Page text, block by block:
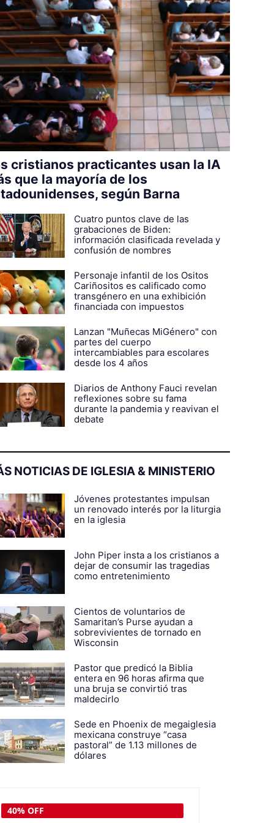
cristianos practicantes usan la IA
que la mayoría de los
según Barna
Cuatro puntos clave de las
grabaciones de Biden:
información clasificada revelada y
confusión de nombres
Personaje infantil de los Ositos
Cariñositos es calificado como
transgénero en una exhibición
financiada con impuestos
Lanzan "Muñecas MiGénero" con
partes del cuerpo
intercambiables para escolares
desde los 4 años
Diarios de Anthony Fauci revelan
reflexiones sobre su fama
durante la pandemia y reavivan el
debate
NOTICIAS DE IGLESIA & MINISTERIO
Jóvenes protestantes impulsan
un renovado interés por la liturgia
en la iglesia
John Piper insta a los cristianos a
dejar de consumir las tragedias
como entretenimiento
Cientos de voluntarios de
Samaritan’s Purse ayudan a
sobrevivientes de tornado en
Wisconsin
Pastor que predicó la Biblia
entera en 96 horas afirma que
una bruja se convirtió tras
maldecirlo
Sede en Phoenix de megaiglesia
mexicana construye “casa
pastoral” de 1.13 millones de
dólares
30% OFF